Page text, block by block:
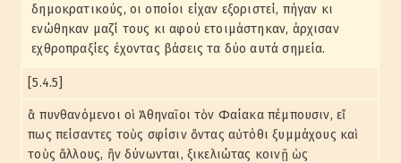
δημοκρατικούς, οι οποίοι είχαν εξοριστεί, πήγαν κι
ενώθηκαν μαζί τους κι αφού ετοιμάστηκαν, άρχισαν
εχθροπραξίες έχοντας βάσεις τα δύο αυτά σημεία.
[5.4.5]
ἃ πυνθανόμενοι οἱ Ἀθηναῖοι τὸν Φαίακα πέμπουσιν, εἴ
πως πείσαντες τοὺς σφίσιν ὄντας αὐτόθι ξυμμάχους καὶ
τοὺς ἄλλους, ἢν δύνωνται, ξικελιώτας κοινῇ ὡς